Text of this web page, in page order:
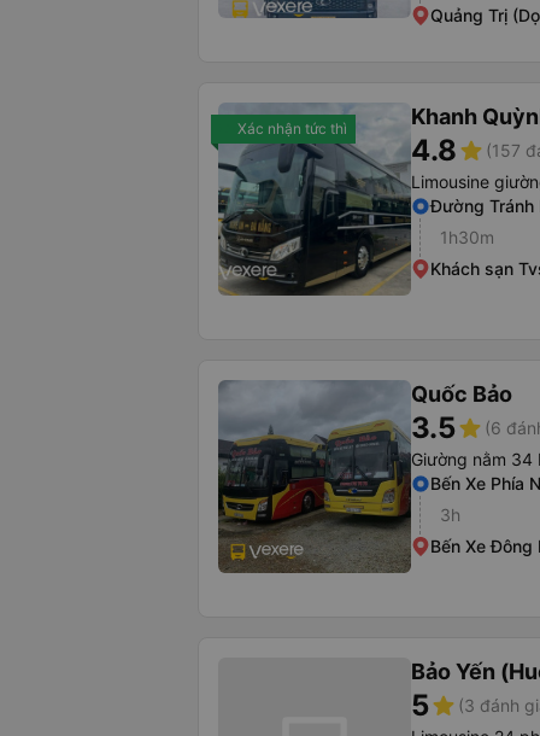
Quảng Trị
Xác nhận tức thì Khanh
4.8star (157
Limousine
Đường Tránh
1h30m
Khách sạn
Quốc Bảo
3.5star (6
Giường nằm 34
Bến Xe Phía
3h
Bến Xe Đông
Bảo Yến
5star (3 đánh